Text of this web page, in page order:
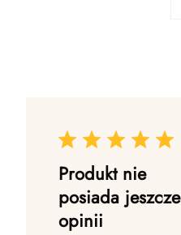
Produkt nie
posiada jeszcze
opinii